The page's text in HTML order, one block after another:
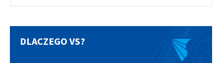
DLACZEGO VS?